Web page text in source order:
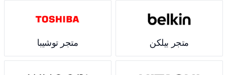
متجر بيلكن متجر توشيبا